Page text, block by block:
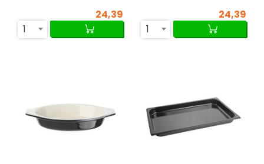
24,39
1
24,39
1